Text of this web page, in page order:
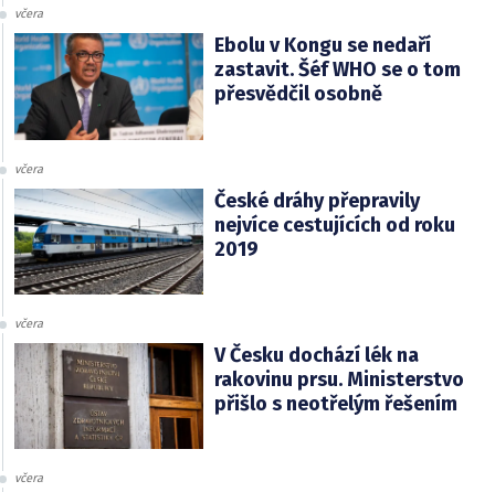
včera
Ebolu v Kongu se nedaří
zastavit. Šéf WHO se o tom
přesvědčil osobně
včera
České dráhy přepravily
nejvíce cestujících od roku
2019
včera
V Česku dochází lék na
rakovinu prsu. Ministerstvo
přišlo s neotřelým řešením
včera